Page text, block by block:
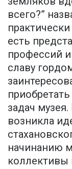
всего?”
есть
профессий
славу
задач
возникла
начинанию
коллективы